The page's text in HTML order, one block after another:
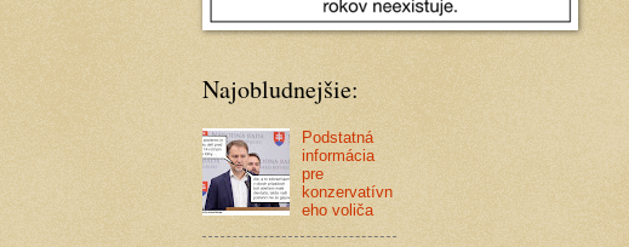
Najobludnejšie:
Podstatná
informácia
pre
konzervatívn
eho voliča